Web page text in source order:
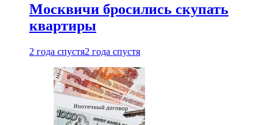
Москвичи бросились скупать
квартиры
2 года спустя2 года спустя